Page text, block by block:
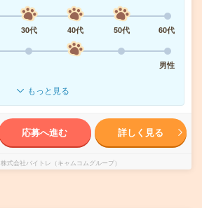
30代 40代 50代
60代
男性
もっと見る
応募へ進む 詳しく見る
株式会社バイトレ（キャムコムグループ）